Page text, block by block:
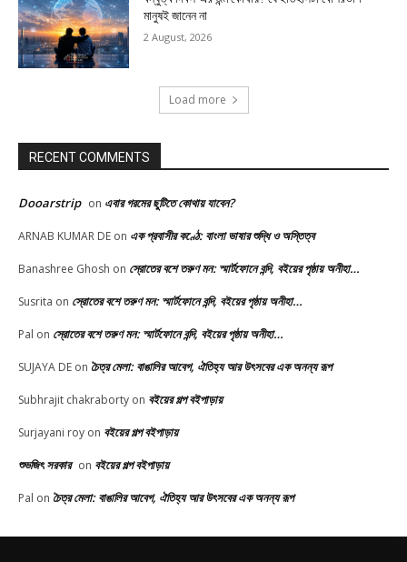
মানুষই জানেন না
2 August, 2026
Load more
RECENT COMMENTS
Dooarstrip on এবার গরমের ছুটিতে কোথায় যাবেন?
ARNAB KUMAR DE on এক প্রবাসীর কণ্ঠে: বাংলা ভাষার শুদ্ধি ও অস্তিত্ব
Banashree Ghosh on স্রোতের বশে তরুণ মন: স্মার্টফোনে বন্দি, বইয়ের পৃষ্ঠায় অনীহা…
Susrita on স্রোতের বশে তরুণ মন: স্মার্টফোনে বন্দি, বইয়ের পৃষ্ঠায় অনীহা…
Pal on স্রোতের বশে তরুণ মন: স্মার্টফোনে বন্দি, বইয়ের পৃষ্ঠায় অনীহা…
SUJAYA DE on চৈত্র মেলা: বাঙালির আবেগ, ঐতিহ্য আর উৎসবের এক অনন্য রূপ
Subhrajit chakraborty on বইয়ের গল্প বইপাড়ায়
Surjayani roy on বইয়ের গল্প বইপাড়ায়
শুভজিৎ সরকার on বইয়ের গল্প বইপাড়ায়
Pal on চৈত্র মেলা: বাঙালির আবেগ, ঐতিহ্য আর উৎসবের এক অনন্য রূপ